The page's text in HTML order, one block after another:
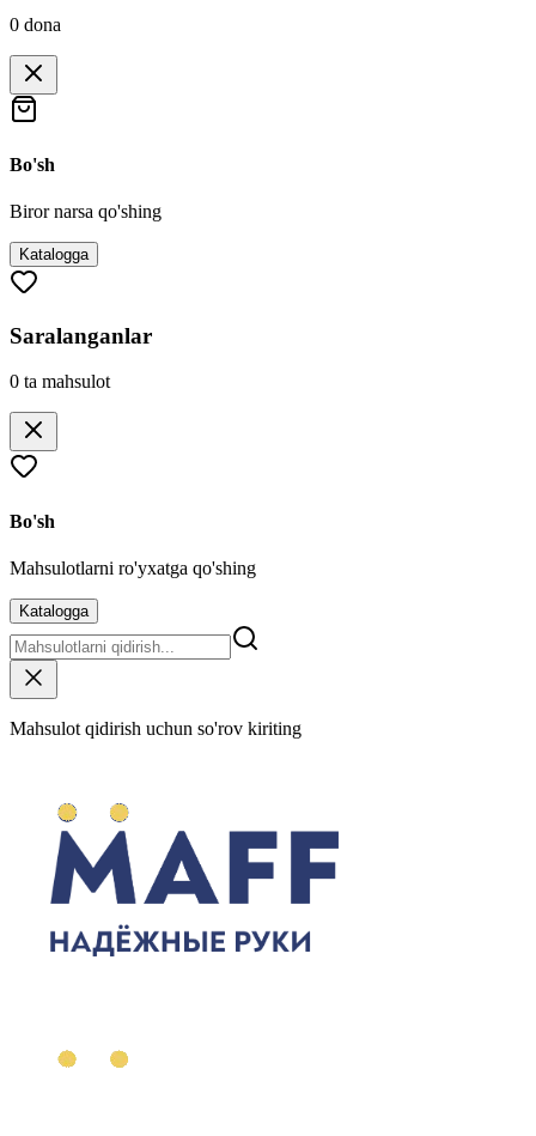
0 dona
Bo'sh
Biror narsa qo'shing
Katalogga
Saralanganlar
0 ta mahsulot
Bo'sh
Mahsulotlarni ro'yxatga qo'shing
Katalogga
Mahsulot qidirish uchun so'rov kiriting